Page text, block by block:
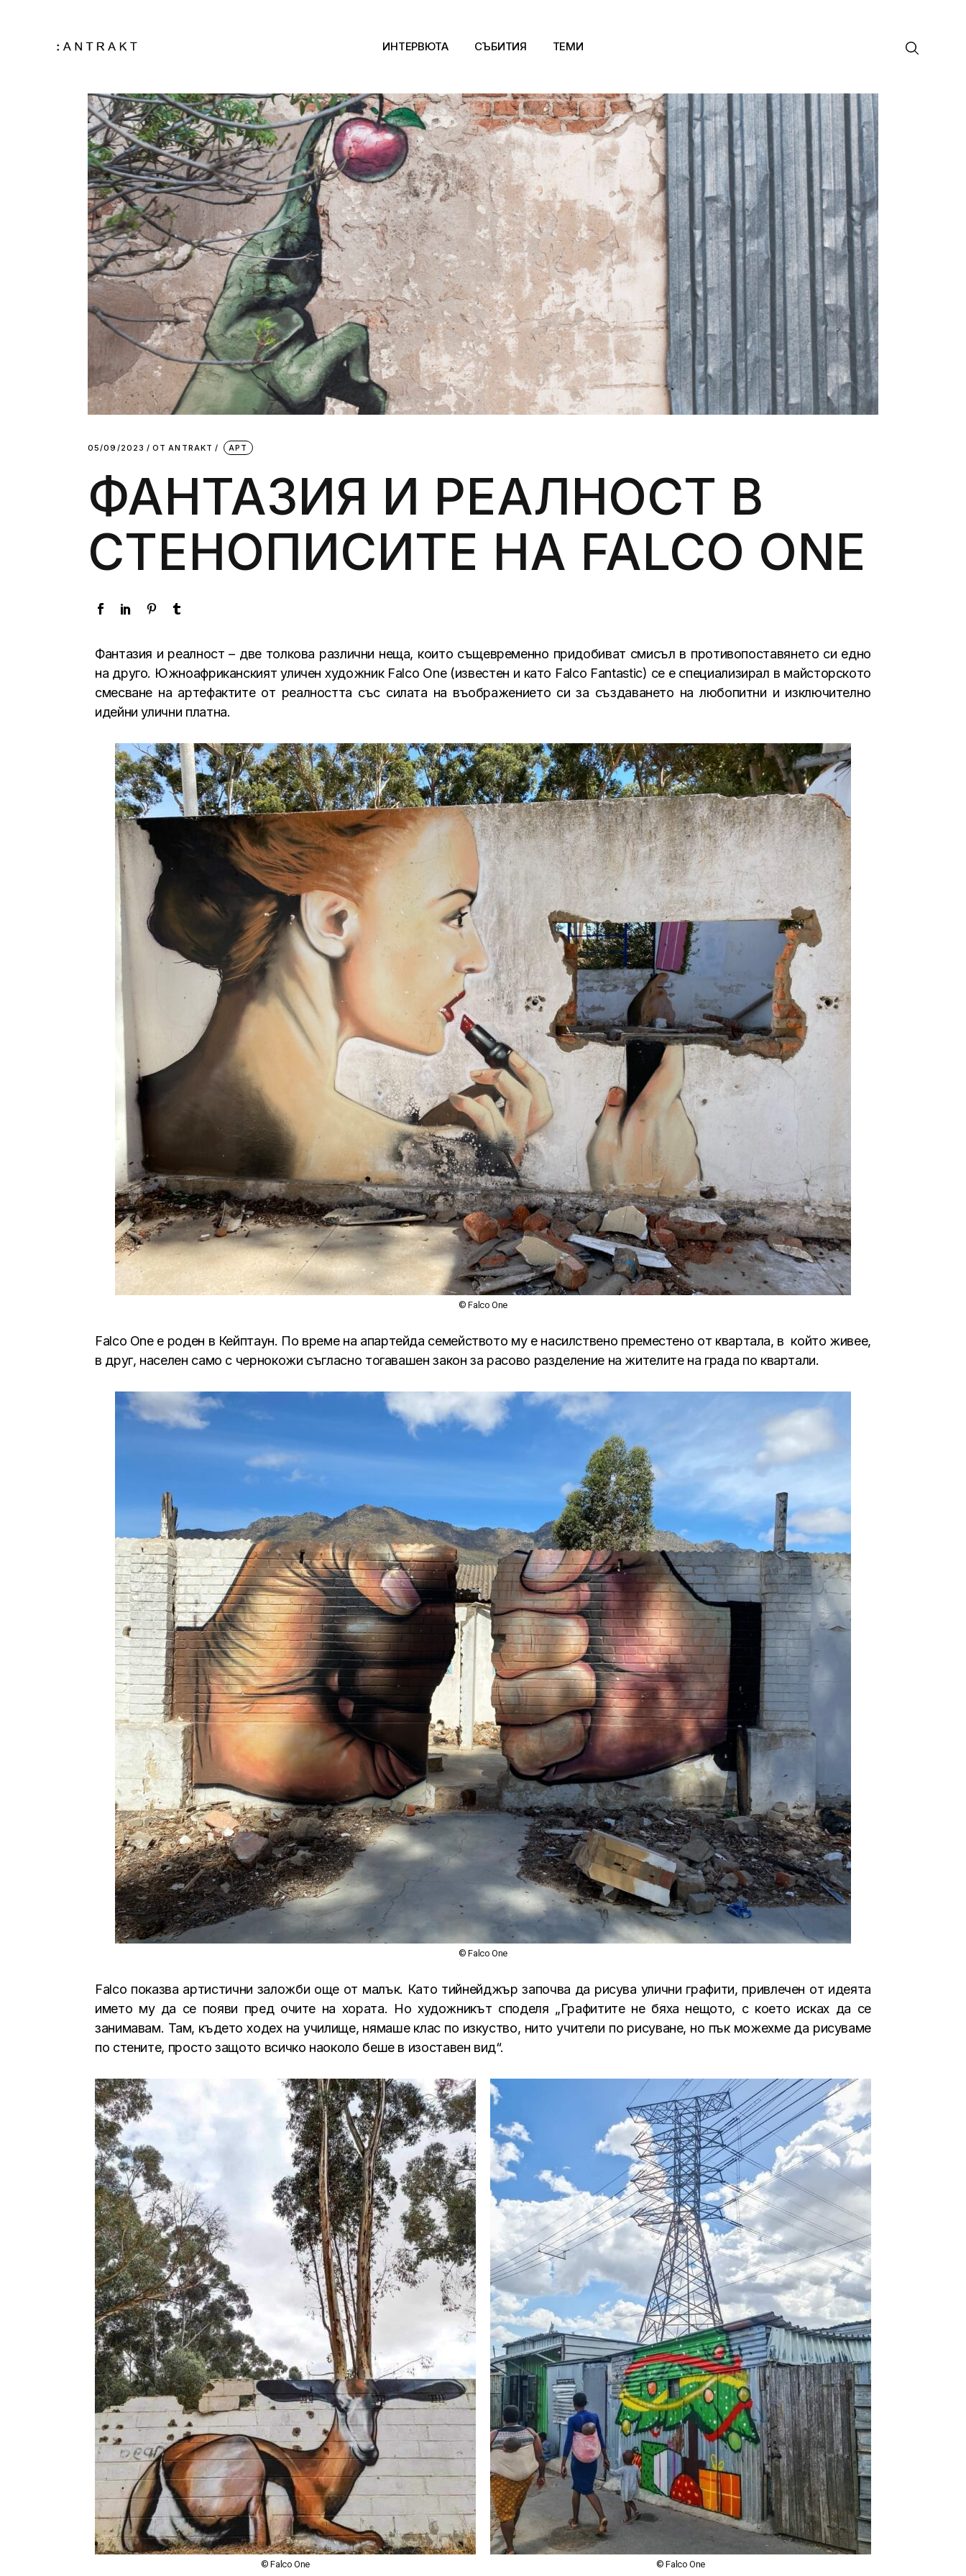
ИНТЕРВЮТА СЪБИТИЯ ТЕМИ
Архитектура
Арт
Kино
Музика
Сцена
Фотография
Дизайн
Литература и философия
Силни жени
Насам-натам
Други
05/09/2023 ОТ АNTRAKT АРТ
ФАНТАЗИЯ И РЕАЛНОСТ В
СТЕНОПИСИТЕ НА FALCO ONE
Фантазия и реалност – две толкова различни неща, които същевременно придобиват смисъл в противопоставянето си едно
на друго. Южноафриканският уличен художник Falco One (известен и като Falco Fantastic) се е специализирал в майсторското
смесване на артефактите от реалността със силата на въображението си за създаването на любопитни и изключително
идейни улични платна.
© Falco One
Falco One е роден в Кейптаун. По време на апартейда семейството му е насилствено преместено от квартала, в който живее,
в друг, населен само с чернокожи съгласно тогавашен закон за расово разделение на жителите на града по квартали.
© Falco One
Falco показва артистични заложби още от малък. Като тийнейджър започва да рисува улични графити, привлечен от идеята
името му да се появи пред очите на хората. Но художникът споделя „Графитите не бяха нещото, с което исках да се
занимавам. Там, където ходех на училище, нямаше клас по изкуство, нито учители по рисуване, но пък можехме да рисуваме
по стените, просто защото всичко наоколо беше в изоставен вид“.
© Falco One © Falco One